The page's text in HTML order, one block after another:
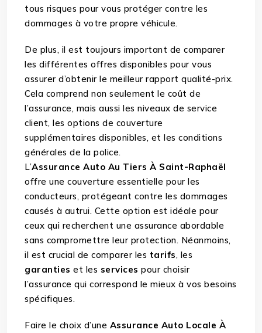
tous risques pour vous protéger contre les
dommages à votre propre véhicule.
De plus, il est toujours important de comparer
les différentes offres disponibles pour vous
assurer d’obtenir le meilleur rapport qualité-prix.
Cela comprend non seulement le coût de
l’assurance, mais aussi les niveaux de service
client, les options de couverture
supplémentaires disponibles, et les conditions
générales de la police.
L’Assurance Auto Au Tiers À Saint-Raphaël
offre une couverture essentielle pour les
conducteurs, protégeant contre les dommages
causés à autrui. Cette option est idéale pour
ceux qui recherchent une assurance abordable
sans compromettre leur protection. Néanmoins,
il est crucial de comparer les tarifs, les
garanties et les services pour choisir
l’assurance qui correspond le mieux à vos besoins
spécifiques.
Faire le choix d’une Assurance Auto Locale À